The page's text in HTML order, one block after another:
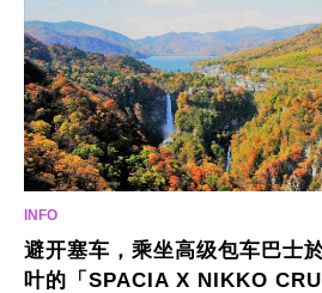
避开塞车，乘坐高级包车巴士
叶的「SPACIA X NIKKO